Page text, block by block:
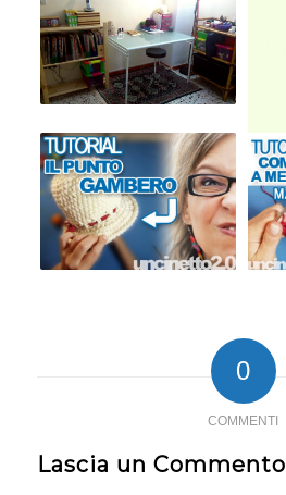
0
COMMENTI
Lascia un Commento